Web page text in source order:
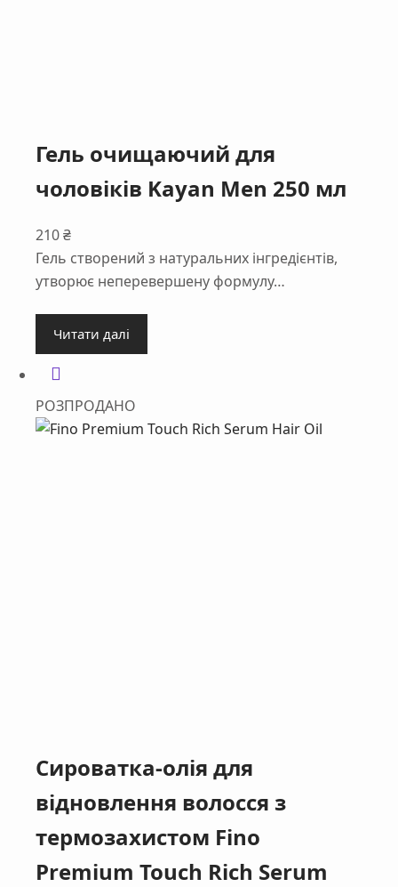
Гель очищаючий для
чоловіків Kayan Men 250 мл
210₴
Гель створений з натуральних інгредієнтів,
утворює неперевершену формулу…
Читати далі
РОЗПРОДАНО
Сироватка-oлія для
відновлення волосся з
термозахистом Fino
Premium Touch Rich Serum